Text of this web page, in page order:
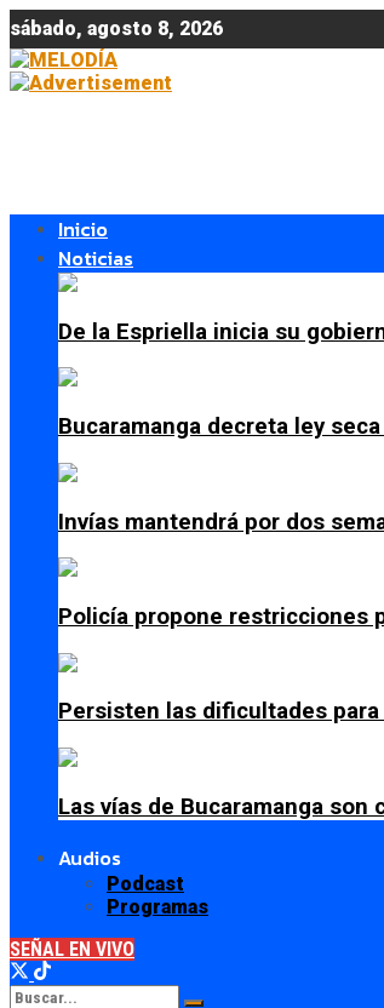
sábado, agosto 8, 2026
Inicio
Noticias
De la Espriella inicia su
Bucaramanga decreta ley
Invías mantendrá por dos
Policía propone restricciones
Persisten las dificultades
Las vías de Bucaramanga
Audios
Podcast
Programas
SEÑAL EN VIVO